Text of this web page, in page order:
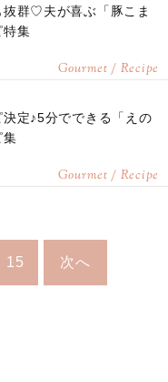
群♡夫が喜ぶ「豚こま
特集
Gourmet / Recipe
定♪5分でできる「えの
集
Gourmet / Recipe
15 次へ